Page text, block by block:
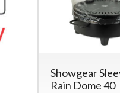
Showgear
Rain Dome 40